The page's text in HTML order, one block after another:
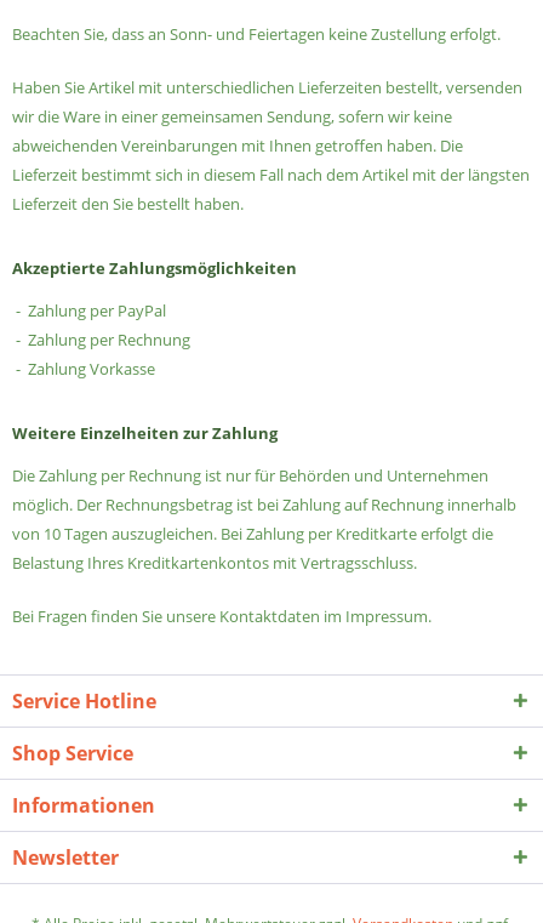
Beachten Sie, dass an Sonn- und Feiertagen keine Zustellung erfolgt.
Haben Sie Artikel mit unterschiedlichen Lieferzeiten bestellt, versenden
wir die Ware in einer gemeinsamen Sendung, sofern wir keine
abweichenden Vereinbarungen mit Ihnen getroffen haben. Die
Lieferzeit bestimmt sich in diesem Fall nach dem Artikel mit der längsten
Lieferzeit den Sie bestellt haben.
Akzeptierte Zahlungsmöglichkeiten
- Zahlung per PayPal
- Zahlung per Rechnung
- Zahlung Vorkasse
Weitere Einzelheiten zur Zahlung
Die Zahlung per Rechnung ist nur für Behörden und Unternehmen
möglich. Der Rechnungsbetrag ist bei Zahlung auf Rechnung innerhalb
von 10 Tagen auszugleichen. Bei Zahlung per Kreditkarte erfolgt die
Belastung Ihres Kreditkartenkontos mit Vertragsschluss.
Bei Fragen finden Sie unsere Kontaktdaten im Impressum.
Service Hotline
Shop Service
Informationen
Newsletter